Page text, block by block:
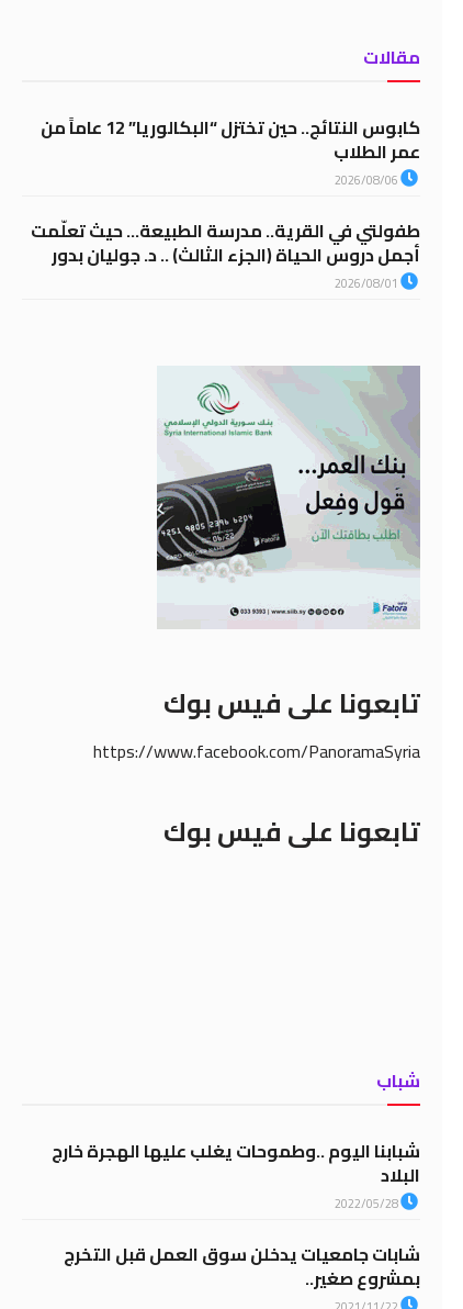
مقالات
كابوس النتائج.. حين تختزل “البكالوريا” 12 عاماً من
عمر الطلاب
2026/08/06
طفولتي في القرية.. مدرسة الطبيعة… حيث تعلّمت
أجمل دروس الحياة (الجزء الثالث) .. د. جوليان بدور
2026/08/01
تابعونا على فيس بوك
https://www.facebook.com/PanoramaSyria
تابعونا على فيس بوك
شباب
شبابنا اليوم ..وطموحات يغلب عليها الهجرة خارج
البلاد
2022/05/28
شابات جامعيات يدخلن سوق العمل قبل التخرج
بمشروع صغير..